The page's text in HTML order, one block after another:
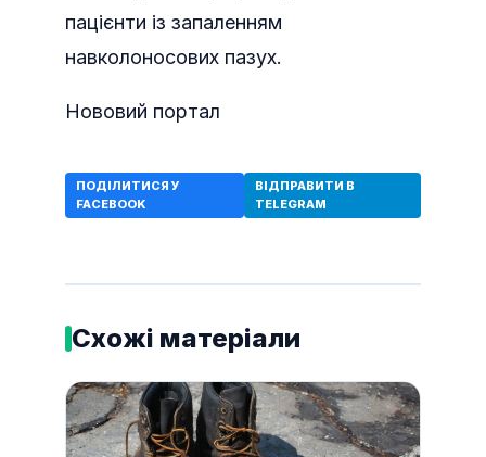
пацієнти із запаленням
навколоносових пазух.
Нововий портал
ПОДІЛИТИСЯ У
FACEBOOK
ВІДПРАВИТИ В
TELEGRAM
Схожі матеріали